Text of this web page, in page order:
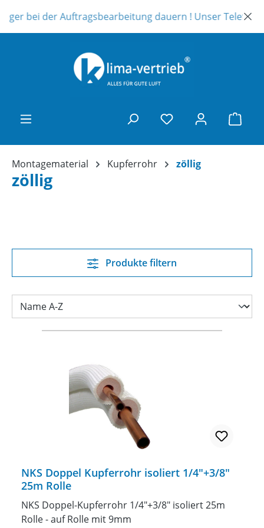
Zum Hauptinhalt springen
der Auftragsbearbeitung dauern ! Unser
Montagematerial Kupferrohr zöllig
zöllig
Produkte filtern
NKS Doppel Kupferrohr isoliert 1/4"+3/8"
25m Rolle
NKS Doppel-Kupferrohr 1/4"+3/8" isoliert 25m
Rolle - auf Rolle mit 9mm